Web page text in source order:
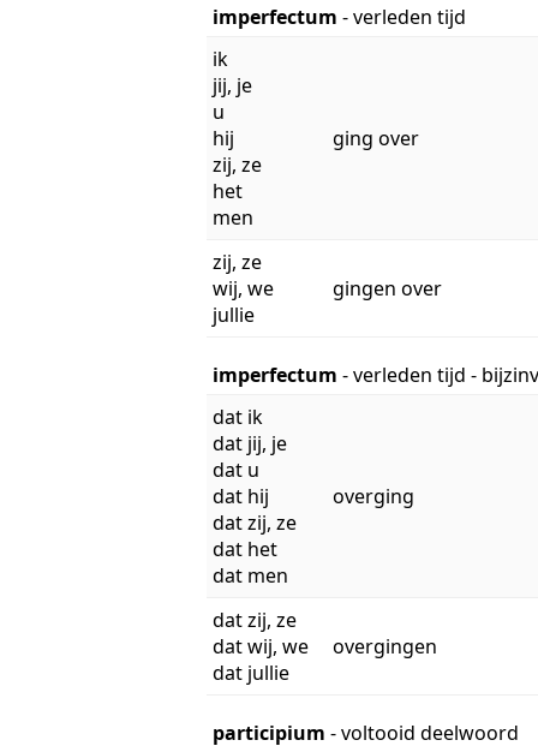
imperfectum - verleden tijd
ik
jij, je
u
hij
zij, ze
het
men
ging over
zij, ze
wij, we
jullie
gingen over
imperfectum - verleden tijd -
dat ik
dat jij, je
dat u
dat hij
dat zij, ze
dat het
dat men
overging
dat zij, ze
dat wij, we
dat jullie
overgingen
participium - voltooid deelwoord